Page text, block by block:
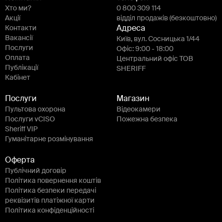
Хто ми?
Акції
Контакти
Вакансії
Послуги
Оплата
Публікації
Кабінет
0 800 309 114
відділ продажів (безкоштовно)
Адреса
Київ, вул. Сосницька 1/44
Офіс: 9:00 - 18:00
Центральний офіс ТОВ
SHERIFF
Послуги
Пультова охорона
Послуги vCISO
Sheriff VIP
Гуманітарне розмінування
Магазин
Відеокамери
Пожежна безпека
Оферта
Публічний договір
Політика повернення коштів
Політика безпеки передачі
реквізитів платіжної карти
Політика конфіденційності